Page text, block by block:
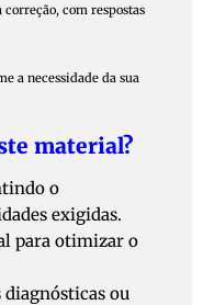
com respostas
a necessidade da sua
material?
o
exigidas.
para otimizar o
ou